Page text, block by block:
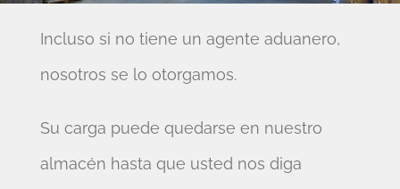
Incluso si no tiene un agente aduanero,
nosotros se lo otorgamos.
Su carga puede quedarse en nuestro
almacén hasta que usted nos diga